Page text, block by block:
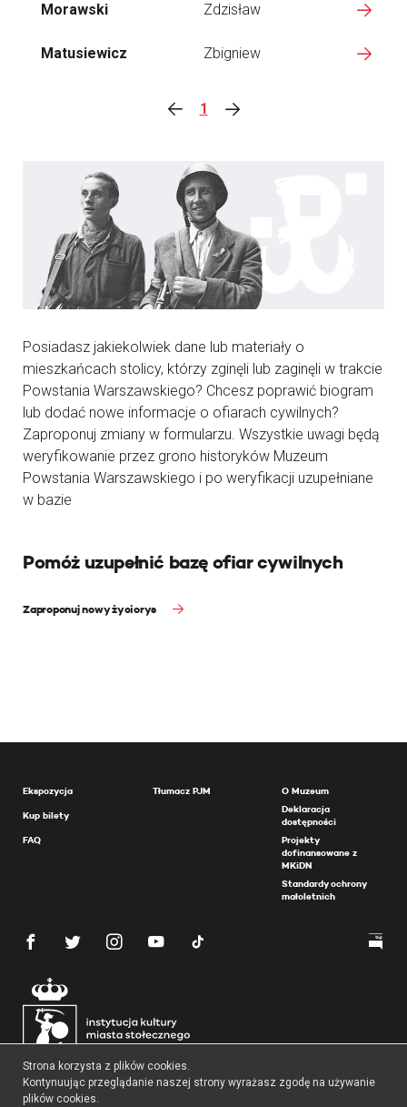
Morawski Zdzisław
Matusiewicz Zbigniew
1
Posiadasz jakiekolwiek dane lub materiały o
mieszkańcach stolicy, którzy zginęli lub zaginęli w trakcie
Powstania Warszawskiego? Chcesz poprawić biogram
lub dodać nowe informacje o ofiarach cywilnych?
Zaproponuj zmiany w formularzu. Wszystkie uwagi będą
weryfikowanie przez grono historyków Muzeum
Powstania Warszawskiego i po weryfikacji uzupełniane
w bazie
Pomóż uzupełnić bazę ofiar cywilnych
Zaproponuj nowy życiorys
Ekspozycja
Kup bilety
FAQ
Tłumacz PJM
O Muzeum
Deklaracja
dostępności
Projekty
dofinansowane z
MKiDN
Standardy ochrony
małoletnich
Strona korzysta z plików cookies.
Kontynuując przeglądanie naszej strony wyrażasz zgodę na używanie
plików cookies.